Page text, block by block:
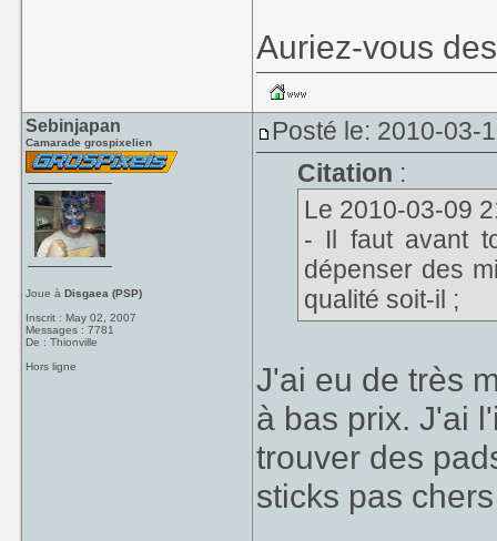
Auriez-vous
Sebinjapan
Camarade grospixelien
Joue àDisgaea (PSP)
Inscrit : May 02, 2007
Messages : 7781
De : Thionville
Hors ligne
Posté le: 2010-03-
Citation :
Le 2010-03-09
- Il faut avant
dépenser des
qualité soit-il ;
J'ai eu de très
à bas prix. J'ai
trouver des
sticks pas